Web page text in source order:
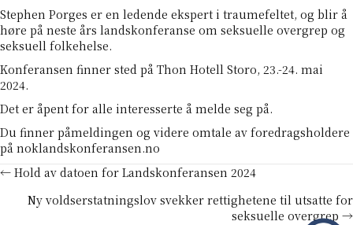
Stephen Porges er en ledende ekspert i traumefeltet, og blir å
høre på neste års landskonferanse om seksuelle overgrep og
seksuell folkehelse.
Konferansen finner sted på Thon Hotell Storo, 23.-24. mai
2024.
Det er åpent for alle interesserte å melde seg på.
Du finner påmeldingen og videre omtale av foredragsholdere
på noklandskonferansen.no
Posts
navigation
← Hold av datoen for Landskonferansen 2024
Ny voldserstatningslov svekker rettighetene til utsatte for
seksuelle overgrep →